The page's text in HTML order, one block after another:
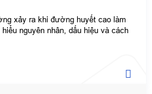
xảy ra khi đường huyết cao làm
nguyên nhân, dấu hiệu và cách